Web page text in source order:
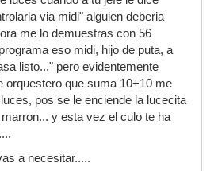
via midi" alguien deberia
me lo demuestras con 56
eso midi, hijo de puta, a
listo..." pero evidentemente
orquestero que suma 10+10 me
pos se le enciende la lucecita
y esta vez el culo te ha
a necesitar.....